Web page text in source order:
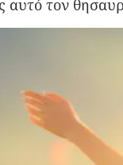
αυτό τον